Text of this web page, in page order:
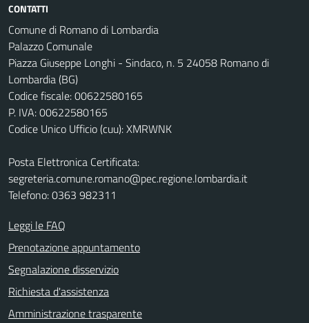
CONTATTI
Comune di Romano di Lombardia
Palazzo Comunale
Piazza Giuseppe Longhi - Sindaco, n. 5 24058 Romano di
Lombardia (BG)
Codice fiscale: 00622580165
P. IVA: 00622580165
Codice Unico Ufficio (cuu): XMRWNK
Posta Elettronica Certificata:
segreteria.comune.romano@pec.regione.lombardia.it
Telefono: 0363 982311
Leggi le FAQ
Prenotazione appuntamento
Segnalazione disservizio
Richiesta d'assistenza
Amministrazione trasparente